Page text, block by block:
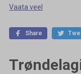
Vaata veel
Share